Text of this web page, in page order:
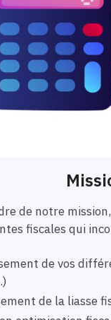
de notre
fiscales qui
de vos
de la liasse